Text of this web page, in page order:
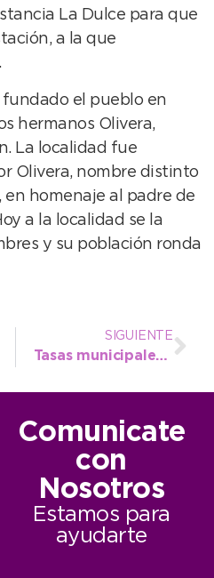
La Dulce para que
a la que
fundado el pueblo en
hermanos Olivera,
La localidad fue
Olivera, nombre distinto
homenaje al padre de
a la localidad se la
y su población ronda
SIGUIENTE
Tasas municipales: Este lunes 15 opera el segundo vencimiento de abril
Comunicate
con
Nosotros
Estamos para
ayudarte